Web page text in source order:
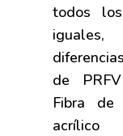
todos
de
Fibra